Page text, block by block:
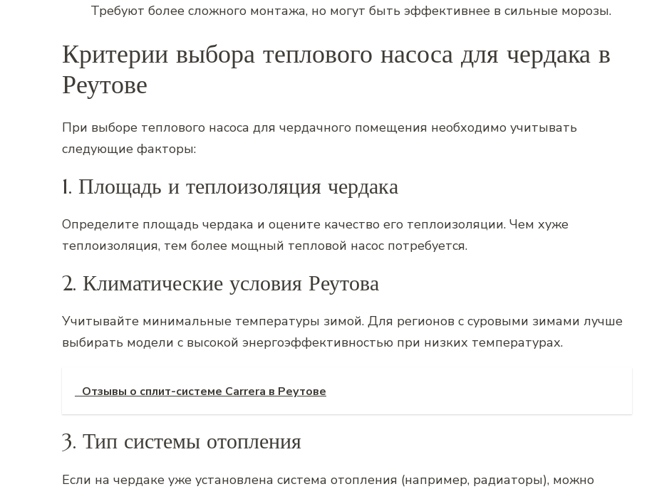
Требуют более сложного монтажа‚ но могут быть эффективнее в сильные морозы.
Критерии выбора теплового насоса для чердака в
Реутове
При выборе теплового насоса для чердачного помещения необходимо учитывать
следующие факторы:
1. Площадь и теплоизоляция чердака
Определите площадь чердака и оцените качество его теплоизоляции. Чем хуже
теплоизоляция‚ тем более мощный тепловой насос потребуется.
2. Климатические условия Реутова
Учитывайте минимальные температуры зимой. Для регионов с суровыми зимами лучше
выбирать модели с высокой энергоэффективностью при низких температурах.
Отзывы о сплит-системе Carrera в Реутове
3. Тип системы отопления
Если на чердаке уже установлена система отопления (например‚ радиаторы)‚ можно